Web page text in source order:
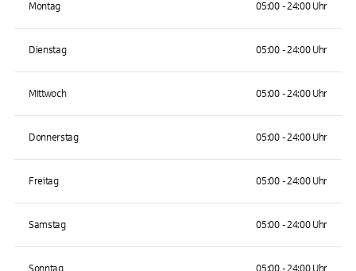
Montag 05:00 - 24:00 Uhr
Dienstag 05:00 - 24:00 Uhr
Mittwoch 05:00 - 24:00 Uhr
Donnerstag 05:00 - 24:00 Uhr
Freitag 05:00 - 24:00 Uhr
Samstag 05:00 - 24:00 Uhr
Sonntag 05:00 - 24:00 Uhr